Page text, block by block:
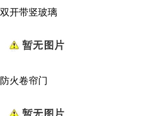
双开带竖玻璃
防火卷帘门